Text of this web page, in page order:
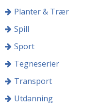
Planter & Trær
Spill
Sport
Tegneserier
Transport
Utdanning